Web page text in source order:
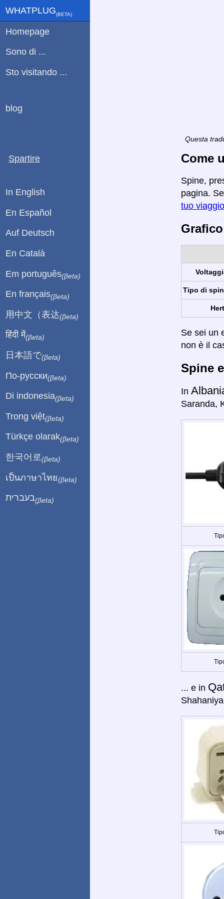
Questa
Come
Spine,
pagina.
tuo
Tipo di
Se sei un
non è il
Spine
In
Saranda,
... e in
WHATPLUG(ΒETA)
Homepage
Sono di ...
Sto visitando ...
blog
Spartire
In English
En Español
Auf Deutsch
En Català
Em português(βeta)
En français(βeta)
用中文（表达(βeta)
हिंदी में(βeta)
日本語で(βeta)
По-русски(βeta)
Di indonesia(βeta)
Trong việt(βeta)
Türkçe olarak(βeta)
한국어로 (βeta)
เป็นภาษาไทย(βeta)
בעברית(βeta)